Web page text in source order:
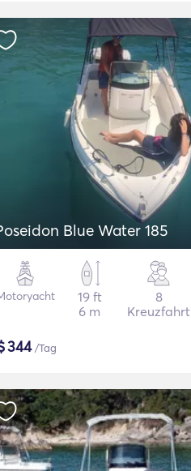
Blue Water 185
19 ft
6 m
8
Kreuzfahrt
344/Tag